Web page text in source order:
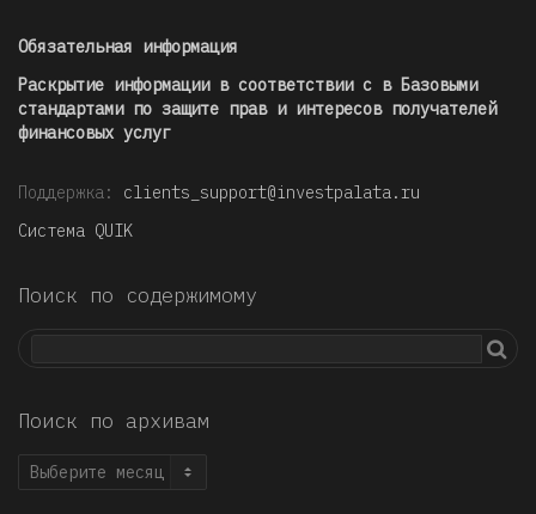
Обязательная информация
Раскрытие информации в соответствии с в Базовыми
стандартами по защите прав и интересов получателей
финансовых услуг
Поддержка: clients_support@investpalata.ru
Система QUIK
Поиск по содержимому
Поиск по архивам
Поиск